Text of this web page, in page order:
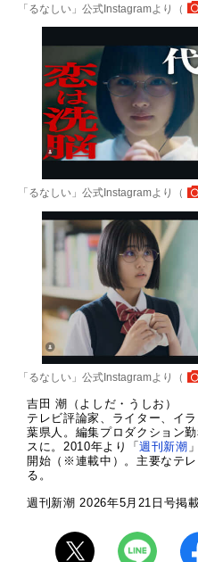
「るなしい」公式Instagramより（
「るなしい」公式Instagramより（
「るなしい」公式Instagramより（
吉田 潮（よしだ・うしお）
テレビ評論家、ライター、イ
葉県人。編集プロダクション
スに。2010年より「週刊新潮
開始（※連載中）。主要なテ
る。
週刊新潮 2026年5月21日号掲